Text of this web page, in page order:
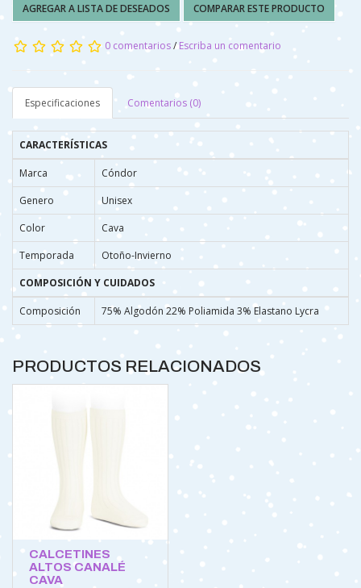
AGREGAR A LISTA DE DESEADOS COMPARAR ESTE PRODUCTO
0 comentarios/Escriba un comentario
Especificaciones Comentarios (0)
CARACTERÍSTICAS
Marca
Cóndor
Genero
Unisex
Color
Cava
Temporada
Otoño-Invierno
COMPOSICIÓN Y CUIDADOS
Composición 75% Algodón 22% Poliamida 3% Elastano Lycra
PRODUCTOS RELACIONADOS
CALCETINES
ALTOS CANALÉ
CAVA